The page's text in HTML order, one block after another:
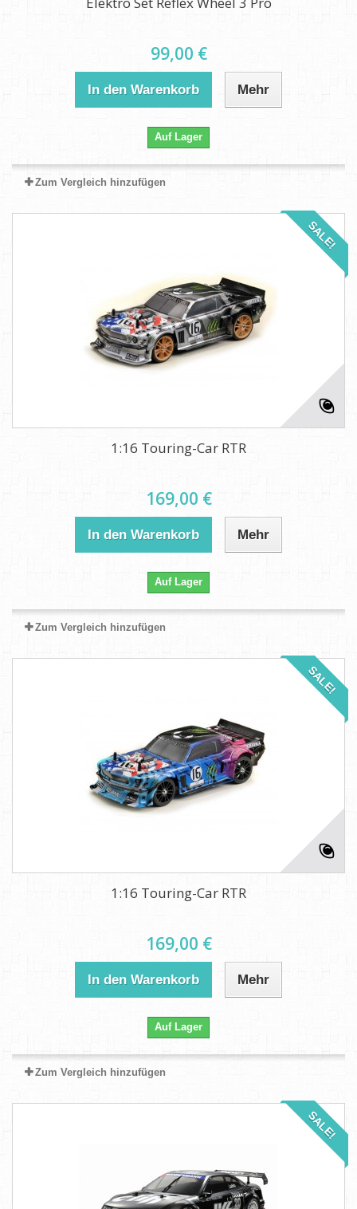
99,00 €
In den Warenkorb Mehr
Auf Lager
Zum Vergleich hinzufügen
SALE!
1:16 Touring-Car RTR
169,00 €
In den Warenkorb Mehr
Auf Lager
Zum Vergleich hinzufügen
SALE!
1:16 Touring-Car RTR
169,00 €
In den Warenkorb Mehr
Auf Lager
Zum Vergleich hinzufügen
SALE!